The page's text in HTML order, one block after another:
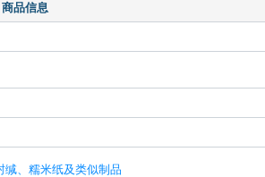
商品信息
、糯米纸及类似制品